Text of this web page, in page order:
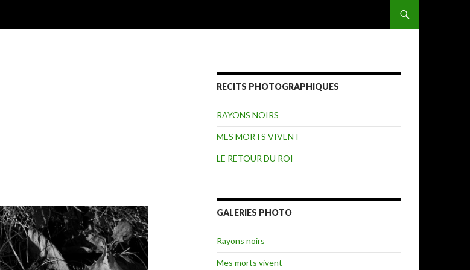
RECITS PHOTOGRAPHIQUES
RAYONS NOIRS
MES MORTS VIVENT
LE RETOUR DU ROI
GALERIES PHOTO
Rayons noirs
Mes morts vivent